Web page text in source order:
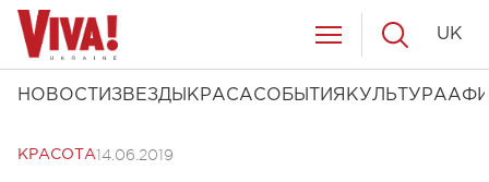
НОВОСТИ ЗВЕЗДЫ КРАСАСОБЫТИЯ КУЛЬТУРА
UK
КРАСОТА14.06.2019